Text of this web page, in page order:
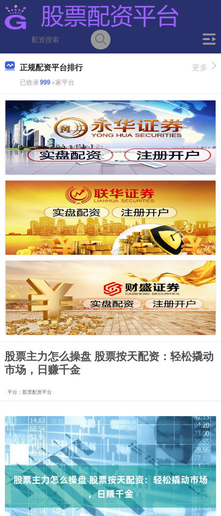
正规配资平台排行
已收录999+家平台
更多
股票主力怎么操盘 股票按天配资：轻松撬动
市场，日赚千金
平台：股票配资平台